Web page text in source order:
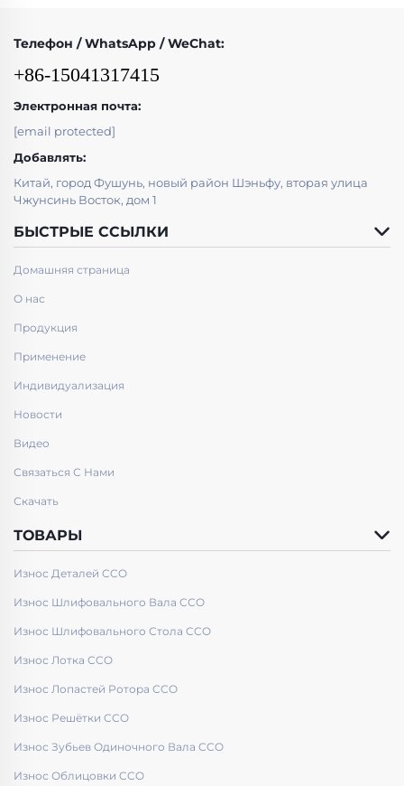
Телефон / WhatsApp / WeChat:
+86-15041317415
Электронная почта:
[email protected]
Добавлять:
Китай, город Фушунь, новый район Шэньфу, вторая улица
Чжунсинь Восток, дом 1
БЫСТРЫЕ ССЫЛКИ
Домашняя страница
О нас
Продукция
Применение
Индивидуализация
Новости
Видео
Связаться С Нами
Скачать
ТОВАРЫ
Износ Деталей CCO
Износ Шлифовального Вала CCO
Износ Шлифовального Стола CCO
Износ Лотка CCO
Износ Лопастей Ротора CCO
Износ Решётки CCO
Износ Зубьев Одиночного Вала CCO
Износ Облицовки CCO